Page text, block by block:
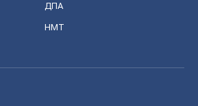
ДПА
НМТ